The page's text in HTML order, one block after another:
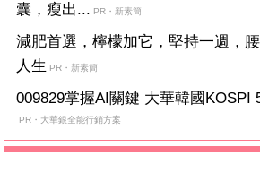
囊，瘦出... PR・新素簡
減肥首選，檸檬加它，堅持一週，
人生 PR・新素簡
009829掌握AI關鍵 大華韓國KOSPI
PR・大華銀全能行銷方案